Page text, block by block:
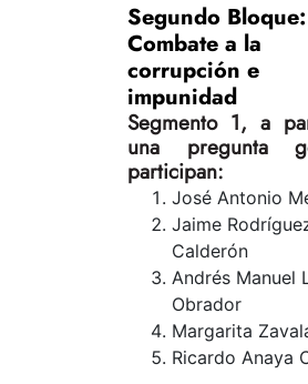
Segundo Bloque:
Combate a la
corrupción e
impunidad
Segmento 1, a
una pregunta
participan:
José Antonio
Jaime
Calderón
Andrés Manuel
Obrador
Margarita
Ricardo Anaya